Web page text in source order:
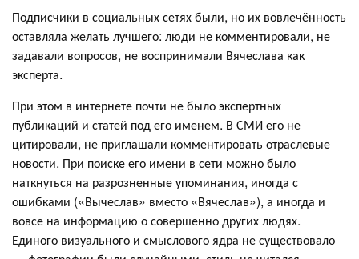
Подписчики в социальных сетях были, но их вовлечённость
оставляла желать лучшего: люди не комментировали, не
задавали вопросов, не воспринимали Вячеслава как
эксперта.
При этом в интернете почти не было экспертных
публикаций и статей под его именем. В СМИ его не
цитировали, не приглашали комментировать отраслевые
новости. При поиске его имени в сети можно было
наткнуться на разрозненные упоминания, иногда с
ошибками («Вычеслав» вместо «Вячеслав»), а иногда и
вовсе на информацию о совершенно других людях.
Единого визуального и смыслового ядра не существовало